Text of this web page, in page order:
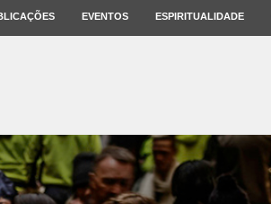
EVENTOS ESPIRITUALIDADE